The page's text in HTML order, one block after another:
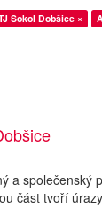
Sokol Dobšice ×
a společenský
část tvoří